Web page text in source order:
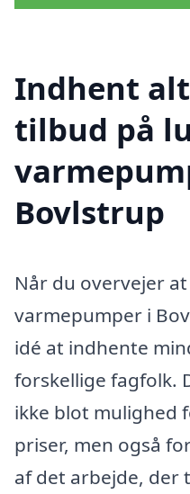
Indhent
tilbud på
Bovlstrup
Når du overvejer
varmepumper i
idé at indhente
forskellige fagfolk.
ikke blot mulighed
priser, men også
af det arbejde, der